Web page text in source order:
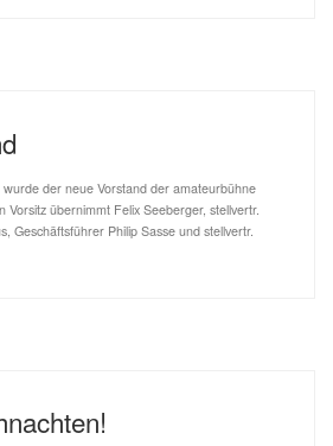
der neue Vorstand der amateurbühne
Vorsitz übernimmt Felix Seeberger, stellvertr.
Geschäftsführer Philip Sasse und stellvertr.